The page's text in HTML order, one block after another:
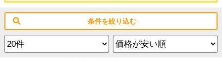
条件を絞り込む